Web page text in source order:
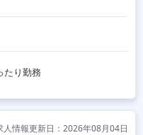
たり勤務
人情報更新日：2026年08月04日